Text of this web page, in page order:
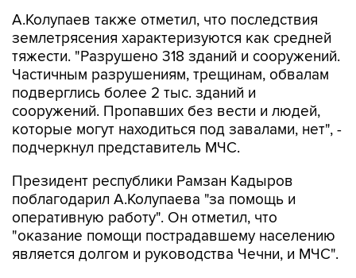
А.Колупаев также отметил, что последствия
землетрясения характеризуются как средней
тяжести. "Разрушено 318 зданий и сооружений.
Частичным разрушениям, трещинам, обвалам
подверглись более 2 тыс. зданий и
сооружений. Пропавших без вести и людей,
которые могут находиться под завалами, нет", -
подчеркнул представитель МЧС.
Президент республики Рамзан Кадыров
поблагодарил А.Колупаева "за помощь и
оперативную работу". Он отметил, что
"оказание помощи пострадавшему населению
является долгом и руководства Чечни, и МЧС".